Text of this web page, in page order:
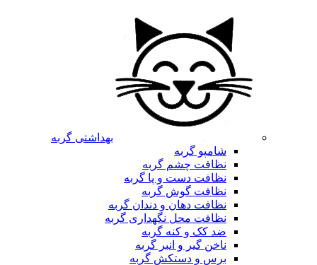
بهداشتی گربه
شامپو گربه
نظافت چشم گربه
نظافت دست و پا گربه
نظافت گوش گربه
نظافت دهان و دندان گربه
نظافت محل نگهداری گربه
ضد کک و کنه گربه
ناخن گیر و انبر گربه
برس و دستکش گربه